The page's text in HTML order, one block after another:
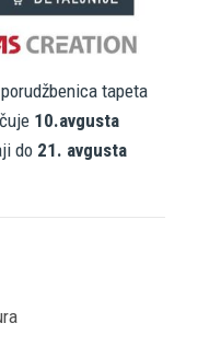
tapeta
10.avgusta
do 21. avgusta